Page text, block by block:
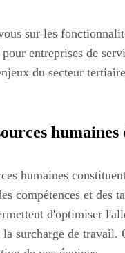
sur les
entreprises de
du secteur
humaines
humaines
compétences et des
d'optimiser
surcharge de travail.